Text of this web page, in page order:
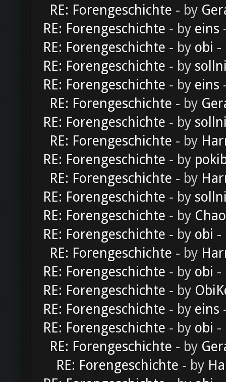
RE: Forengeschichte - by
RE: Forengeschichte - by eins
RE: Forengeschichte - by obi -
RE: Forengeschichte - by
RE: Forengeschichte - by eins
RE: Forengeschichte - by
RE: Forengeschichte - by
RE: Forengeschichte - by
RE: Forengeschichte - by
RE: Forengeschichte - by
RE: Forengeschichte - by
RE: Forengeschichte - by
RE: Forengeschichte - by obi -
RE: Forengeschichte - by
RE: Forengeschichte - by obi -
RE: Forengeschichte - by
RE: Forengeschichte - by eins
RE: Forengeschichte - by obi -
RE: Forengeschichte - by
RE: Forengeschichte - by